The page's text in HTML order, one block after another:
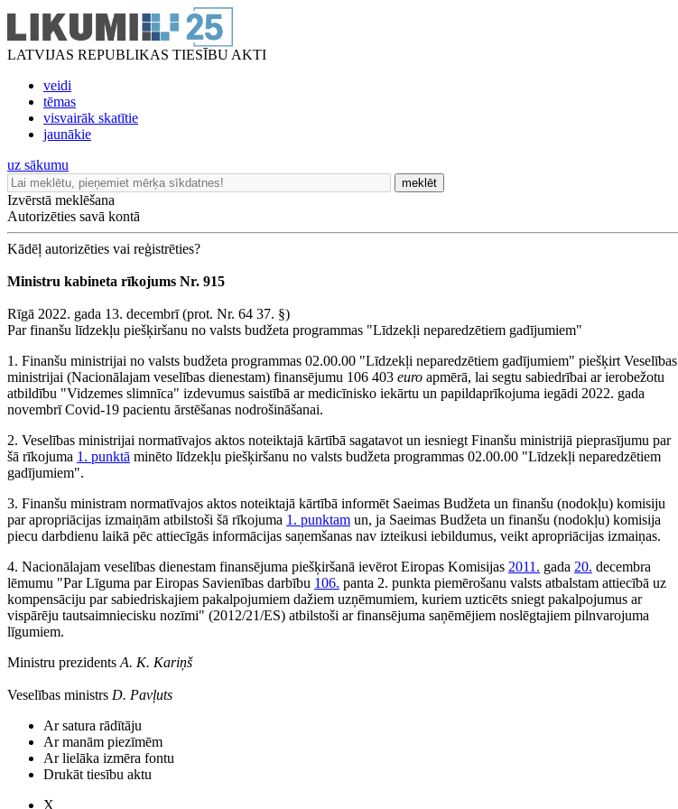
LATVIJAS REPUBLIKAS TIESĪBU AKTI
veidi
tēmas
visvairāk skatītie
jaunākie
uz sākumu
meklēt
Izvērstā meklēšana
Autorizēties savā kontā
Kādēļ autorizēties vai reģistrēties?
Ministru kabineta rīkojums Nr. 915
Rīgā 2022. gada 13. decembrī (prot. Nr. 64 37. §)
Par finanšu līdzekļu piešķiršanu no valsts budžeta programmas "Līdzekļi neparedzētiem gadījumiem"
1. Finanšu ministrijai no valsts budžeta programmas 02.00.00 "Līdzekļi neparedzētiem gadījumiem" piešķirt Veselības
ministrijai (Nacionālajam veselības dienestam) finansējumu 106 403 euro apmērā, lai segtu sabiedrībai ar ierobežotu
atbildību "Vidzemes slimnīca" izdevumus saistībā ar medicīnisko iekārtu un papildaprīkojuma iegādi 2022. gada
novembrī Covid-19 pacientu ārstēšanas nodrošināšanai.
2. Veselības ministrijai normatīvajos aktos noteiktajā kārtībā sagatavot un iesniegt Finanšu ministrijā pieprasījumu par
šā rīkojuma 1. punktā minēto līdzekļu piešķiršanu no valsts budžeta programmas 02.00.00 "Līdzekļi neparedzētiem
gadījumiem".
3. Finanšu ministram normatīvajos aktos noteiktajā kārtībā informēt Saeimas Budžeta un finanšu (nodokļu) komisiju
par apropriācijas izmaiņām atbilstoši šā rīkojuma 1. punktam un, ja Saeimas Budžeta un finanšu (nodokļu) komisija
piecu darbdienu laikā pēc attiecīgās informācijas saņemšanas nav izteikusi iebildumus, veikt apropriācijas izmaiņas.
4. Nacionālajam veselības dienestam finansējuma piešķiršanā ievērot Eiropas Komisijas 2011. gada 20. decembra
lēmumu "Par Līguma par Eiropas Savienības darbību 106. panta 2. punkta piemērošanu valsts atbalstam attiecībā uz
kompensāciju par sabiedriskajiem pakalpojumiem dažiem uzņēmumiem, kuriem uzticēts sniegt pakalpojumus ar
vispārēju tautsaimniecisku nozīmi" (2012/21/ES) atbilstoši ar finansējuma saņēmējiem noslēgtajiem pilnvarojuma
līgumiem.
Ministru prezidents A. K. Kariņš
Veselības ministrs D. Pavļuts
Ar satura rādītāju
Ar manām piezīmēm
Ar lielāka izmēra fontu
Drukāt tiesību aktu
X